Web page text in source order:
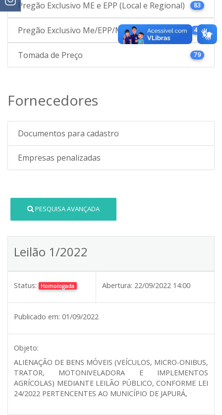
Pregão Exclusivo ME e EPP (Local e Regional) 83
Pregão Exclusivo Me/EPP/MEI (Local) 48
Tomada de Preço 79
Fornecedores
Documentos para cadastro
Empresas penalizadas
PESQUISA AVANÇADA
Leilão 1/2022
Status: Homologada Abertura: 22/09/2022 14:00
Publicado em: 01/09/2022
Objeto:
ALIENAÇÃO DE BENS MÓVEIS (VEÍCULOS, MICRO-ONIBUS,
TRATOR, MOTONIVELADORA E IMPLEMENTOS
AGRÍCOLAS) MEDIANTE LEILÃO PÚBLICO, CONFORME LEI
24/2022 PERTENCENTES AO MUNICÍPIO DE JAPURÁ,